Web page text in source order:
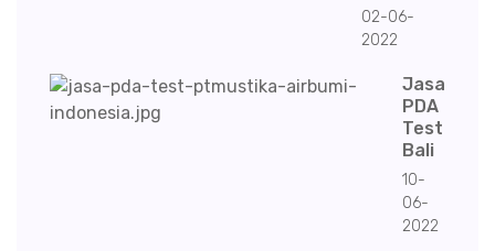
02-06-
2022
Jasa
PDA
Test
Bali
10-
06-
2022